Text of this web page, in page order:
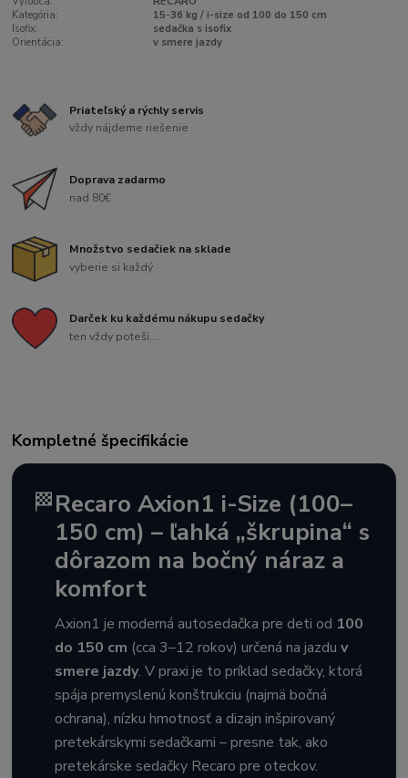
Kategória:
15-36 kg / i-size od 100 do 150 cm
Isofix:
sedačka s isofix
Orientácia:
v smere jazdy
Priateľský a rýchly servis
vždy nájdeme riešenie
Doprava zadarmo
nad 80€
Množstvo sedačiek na sklade
vyberie si každý
Darček ku každému nákupu sedačky
ten vždy poteši....
Kompletné špecifikácie
🏁Recaro Axion1 i-Size (100–
150 cm) – ľahká „škrupina“ s
dôrazom na bočný náraz a
komfort
Axion1 je moderná autosedačka pre deti od 100
do 150 cm (cca 3–12 rokov) určená na jazduv
smere jazdy. V praxi je to príklad sedačky, ktorá
spája premyslenú konštrukciu (najmä bočná
ochrana), nízku hmotnosť a dizajn inšpirovaný
pretekárskymi sedačkami – presne tak, ako
pretekárske sedačky Recaro pre oteckov.